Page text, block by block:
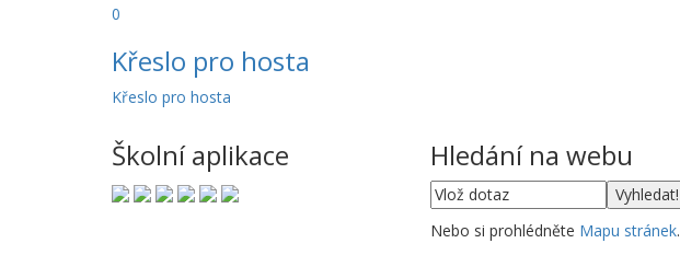
0
Křeslo pro hosta
Křeslo pro hosta
Školní aplikace Hledání na webu
Nebo si prohlédněte Mapu stránek.